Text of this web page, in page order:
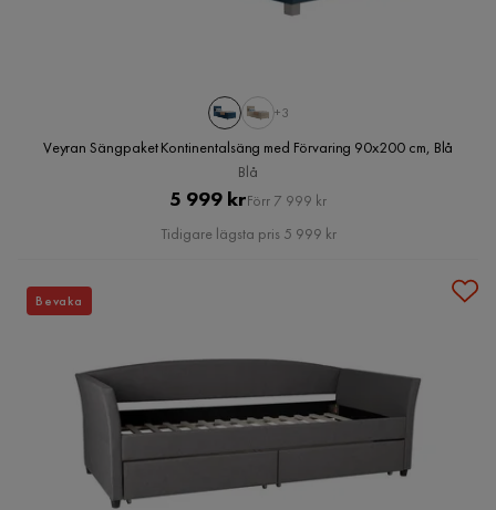
+3
Veyran Sängpaket Kontinentalsäng med Förvaring 90x200 cm, Blå
Blå
Pris
5 999 krOriginal
Pris
Förr 7 999 kr
Tidigare lägsta pris 5 999 kr
Bevaka